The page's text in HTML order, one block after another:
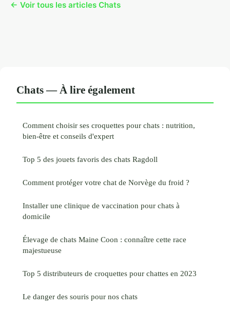
← Voir tous les articles Chats
Chats — À lire également
Comment choisir ses croquettes pour chats : nutrition,
bien-être et conseils d'expert
Top 5 des jouets favoris des chats Ragdoll
Comment protéger votre chat de Norvège du froid ?
Installer une clinique de vaccination pour chats à
domicile
Élevage de chats Maine Coon : connaître cette race
majestueuse
Top 5 distributeurs de croquettes pour chattes en 2023
Le danger des souris pour nos chats